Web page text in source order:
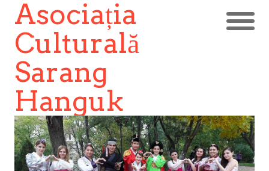
Asociația
Culturală
Sarang
Hanguk